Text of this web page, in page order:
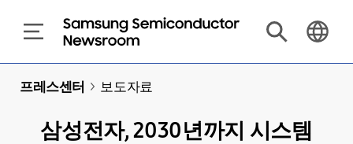
프레스센터 > 보도자료
삼성전자, 2030년까지 시스템